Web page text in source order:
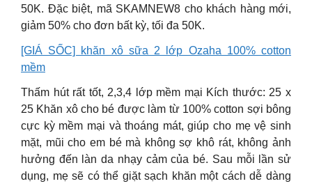
50K. Đặc biệt, mã SKAMNEW8 cho khách hàng mới,
giảm 50% cho đơn bất kỳ, tối đa 50K.
[GIÁ SỐC] khăn xô sữa 2 lớp Ozaha 100% cotton
mềm
Thấm hút rất tốt, 2,3,4 lớp mềm mại Kích thước: 25 x
25 Khăn xô cho bé được làm từ 100% cotton sợi bông
cực kỳ mềm mại và thoáng mát, giúp cho mẹ vệ sinh
mặt, mũi cho em bé mà không sợ khô rát, không ảnh
hưởng đến làn da nhạy cảm của bé. Sau mỗi lần sử
dụng, mẹ sẽ có thể giặt sạch khăn một cách dễ dàng